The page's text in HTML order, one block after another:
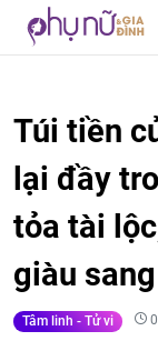
Túi tiền
lại đầy
tỏa tài
giàu
Tâm linh - Tử vi